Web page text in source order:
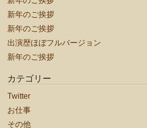
シ
ョ
ン
新年のご挨拶
新年のご挨拶
出演歴ほぼフルバージョン
新年のご挨拶
カテゴリー
Twitter
お仕事
その他